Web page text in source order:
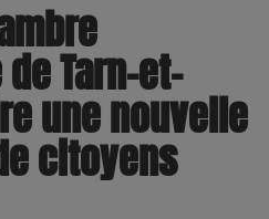
Tarn-et-
une nouvelle
citoyens